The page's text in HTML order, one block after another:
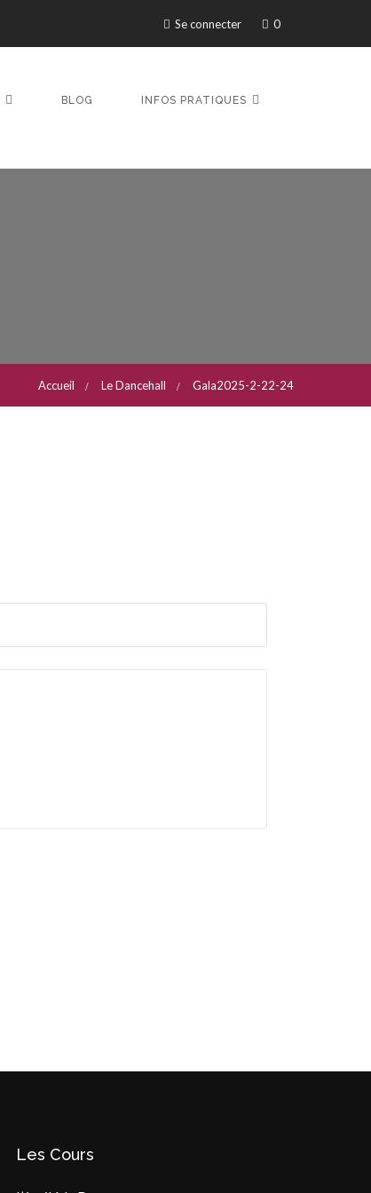
Se connecter 0
BLOG INFOS PRATIQUES
Accueil Le Dancehall Gala2025-2-22-24
Les Cours